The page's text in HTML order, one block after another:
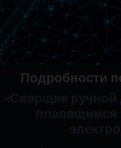
Подробности
«Сварщик ручной